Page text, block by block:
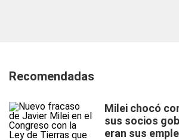
Recomendadas
Milei chocó
sus socios
eran sus